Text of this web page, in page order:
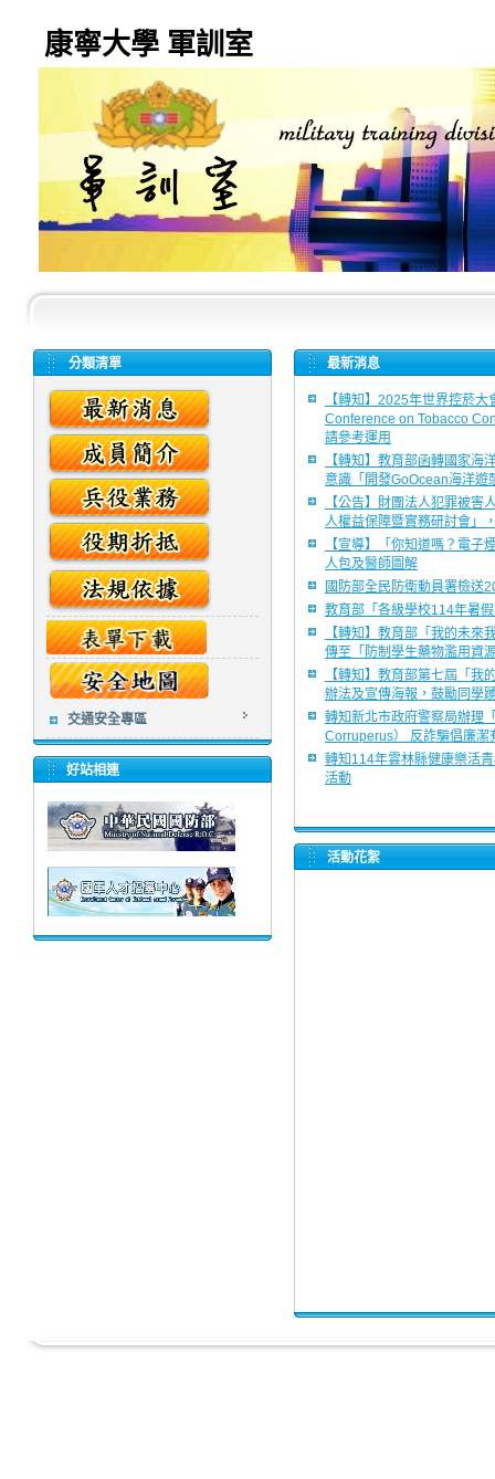
康寧大學 軍訓室
分類清單
交通安全專區
好站相連
最新消息
【轉知】2025年世界控菸
Conference on Tobacco
請參考運用
【轉知】教育部函轉國家海
意識「開發GoOcean海洋遊
【公告】財團法人犯罪被害
人權益保障暨實務研討會」
【宣導】「你知道嗎？電子
人包及醫師圖解
國防部全民防衛動員署檢送
教育部「各級學校114年暑
【轉知】教育部「我的未來
傳至「防制學生藥物濫用資
【轉知】教育部第七屆「我
辦法及宣傳海報，鼓勵同學
轉知新北市政府警察局辦理
Corruperus） 反詐騙倡廉潔
轉知114年雲林縣健康樂活
活動
活動花絮